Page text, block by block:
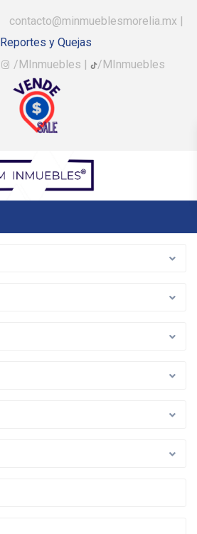
contacto@minmueblesmorelia.mx |
Reportes y Quejas
/MInmuebles | /MInmuebles